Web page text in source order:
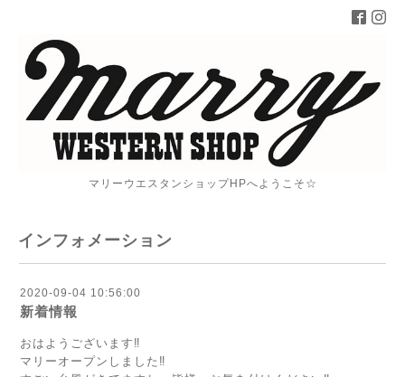
マリーウエスタンショップHPへようこそ☆
インフォメーション
2020-09-04 10:56:00
新着情報
おはようございます‼
マリーオープンしました‼